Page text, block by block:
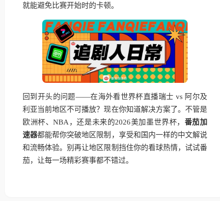
就能避免比赛开始时的卡顿。
回到开头的问题——在海外看世界杯直播瑞士 vs 阿尔及
利亚当前地区不可播放？现在你知道解决方案了。不管是
欧洲杯、NBA，还是未来的2026美加墨世界杯， 番茄加
速器都能帮你突破地区限制，享受和国内一样的中文解说
和流畅体验。别再让地区限制挡住你的看球热情，试试番
茄，让每一场精彩赛事都不错过。